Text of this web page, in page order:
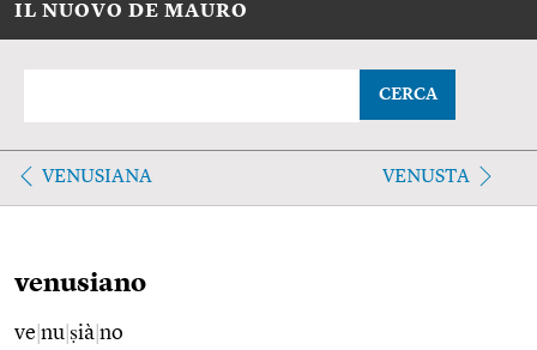
IL NUOVO DE MAURO
CERCA
VENUSIANA VENUSTA
venusiano
ve nu ṣià no